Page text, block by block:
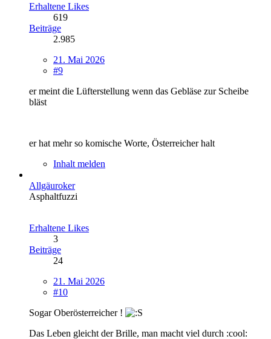
Erhaltene Likes
619
Beiträge
2.985
21. Mai 2026
#9
er meint die Lüfterstellung wenn das Gebläse zur Scheibe
bläst
er hat mehr so komische Worte, Österreicher halt
Inhalt melden
Allgäuroker
Asphaltfuzzi
Erhaltene Likes
3
Beiträge
24
21. Mai 2026
#10
Sogar Oberösterreicher !
Das Leben gleicht der Brille, man macht viel durch :cool: